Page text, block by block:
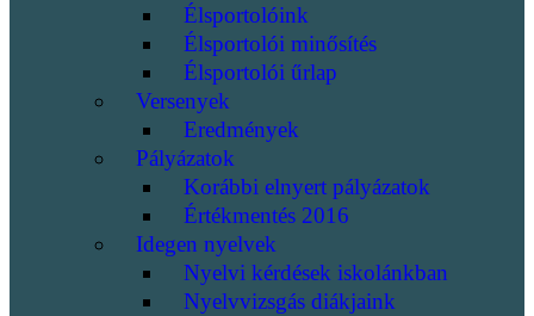
Élsportolóink
Élsportolói minősítés
Élsportolói űrlap
Versenyek
Eredmények
Pályázatok
Korábbi elnyert pályázatok
Értékmentés 2016
Idegen nyelvek
Nyelvi kérdések iskolánkban
Nyelvvizsgás diákjaink